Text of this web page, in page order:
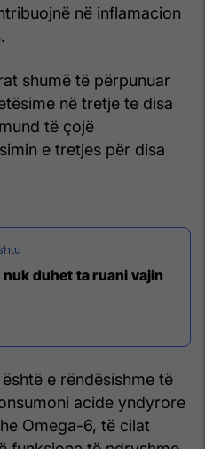
në inflamacion
shumë të përpunuar
në tretje te disa
të çojë
e tretjes për disa
nuk duhet ta ruani vajin
e rëndësishme të
acide yndyrore
Omega-6, të cilat